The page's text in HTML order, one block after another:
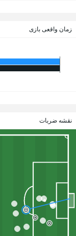
زمان واقعی بازی
نقشه ضربات